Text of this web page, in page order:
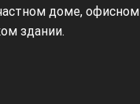
доме, офисном
здании.